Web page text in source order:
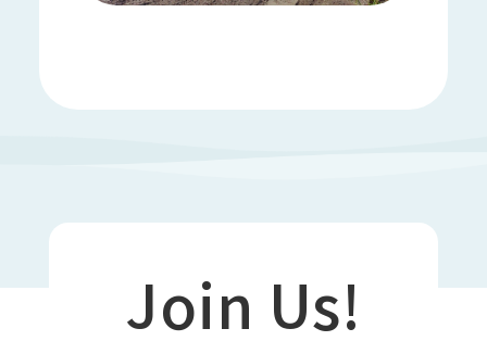
Join Us!